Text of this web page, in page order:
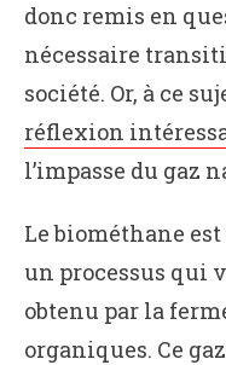
donc remis en
nécessaire
société. Or, à ce
réflexion
l’impasse du gaz
Le biométhane
un processus qui
obtenu par la
organiques. Ce